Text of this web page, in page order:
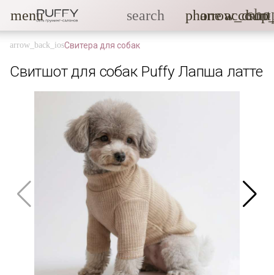
menu search phone
Свитера для собак
Свитшот для собак Puffy Лапша латте